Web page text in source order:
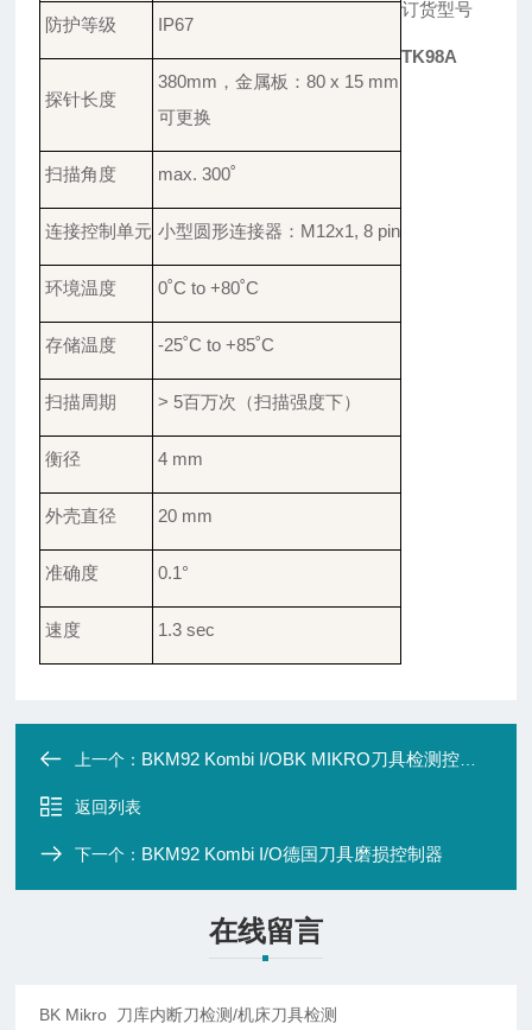
防护等级 IP67
探针长度
380mm ，金属板 ：80 x 15 mm
可更换
扫描角度 max. 300˚
连接控制单元 小型圆形连接器 ： M12x1, 8 pin
环境温度 0˚C to +80˚C
存储温度 -25˚C to +85˚C
扫描周期 > 5百万次 （扫描强度下）
衡径 4 mm
外壳直径 20 mm
准确度 0.1°
速度 1.3 sec
订货型号
TK98A
上一个： BKM92 Kombi I/OBK MIKRO刀具检测控制器
返回列表
下一个： BKM92 Kombi I/O德国刀具磨损控制器
在线留言